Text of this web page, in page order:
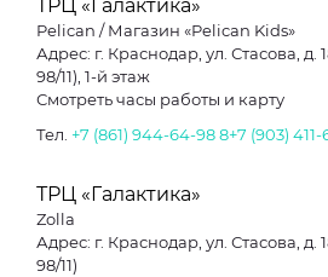
ТРЦ «Галактика»
Pelican / Магазин «Pelican Kids»
Адрес: г. Краснодар, ул. Стасова, д.
98/11), 1-й этаж
Смотреть часы работы и карту
Тел. +7 (861) 944-64-988+7 (903)
ТРЦ «Галактика»
Zolla
Адрес: г. Краснодар, ул. Стасова, д.
98/11)